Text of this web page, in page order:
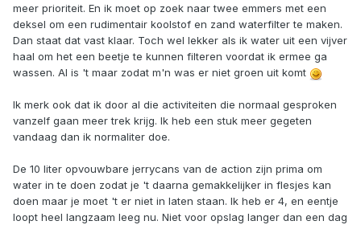
meer prioriteit. En ik moet op zoek naar twee emmers met een
deksel om een rudimentair koolstof en zand waterfilter te maken.
Dan staat dat vast klaar. Toch wel lekker als ik water uit een vijver
haal om het een beetje te kunnen filteren voordat ik ermee ga
wassen. Al is 't maar zodat m'n was er niet groen uit komt
Ik merk ook dat ik door al die activiteiten die normaal gesproken
vanzelf gaan meer trek krijg. Ik heb een stuk meer gegeten
vandaag dan ik normaliter doe.
De 10 liter opvouwbare jerrycans van de action zijn prima om
water in te doen zodat je 't daarna gemakkelijker in flesjes kan
doen maar je moet 't er niet in laten staan. Ik heb er 4, en eentje
loopt heel langzaam leeg nu. Niet voor opslag langer dan een dag